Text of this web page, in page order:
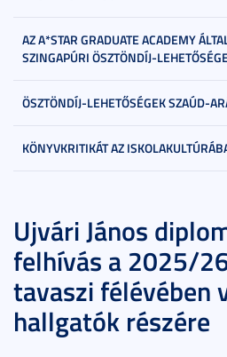
AZ A*STAR GRADUATE ACADEMY
SZINGAPÚRI ÖSZTÖNDÍJ-
ÖSZTÖNDÍJ-LEHETŐSÉGEK SZAÚD-
KÖNYVKRITIKÁT AZ
Ujvári János
felhívás a 2025/
tavaszi félévében
hallgatók részére